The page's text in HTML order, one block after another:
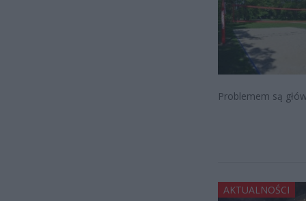
Problemem są
AKTUALNOŚCI